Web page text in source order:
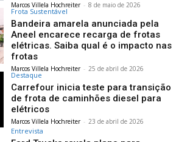
Marcos Villela Hochreiter - 8 de maio de 2026
Frota Sustentável
Bandeira amarela anunciada pela
Aneel encarece recarga de frotas
elétricas. Saiba qual é o impacto nas
frotas
Marcos Villela Hochreiter - 25 de abril de 2026
Destaque
Carrefour inicia teste para transição
de frota de caminhões diesel para
elétricos
Marcos Villela Hochreiter - 23 de abril de 2026
Entrevista